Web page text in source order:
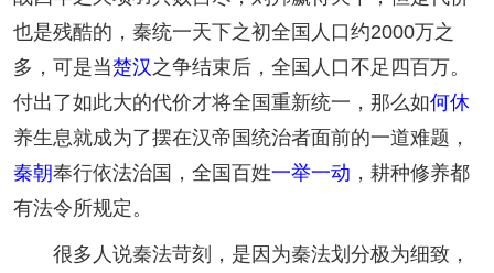
也是残酷的，秦统一天下之初全国人口约2000万之
多，可是当楚汉 之争结束后，全国人口不足四百万。
付出了如此大的代价才将全国重新统一，那么如何休
养生息就成为了摆在汉帝国统治者面前的一道难题，
秦朝奉行依法治国，全国百姓一举一动 ，耕种修养都
有法令所规定。
很多人说秦法苛刻，是因为秦法划分极为细致，